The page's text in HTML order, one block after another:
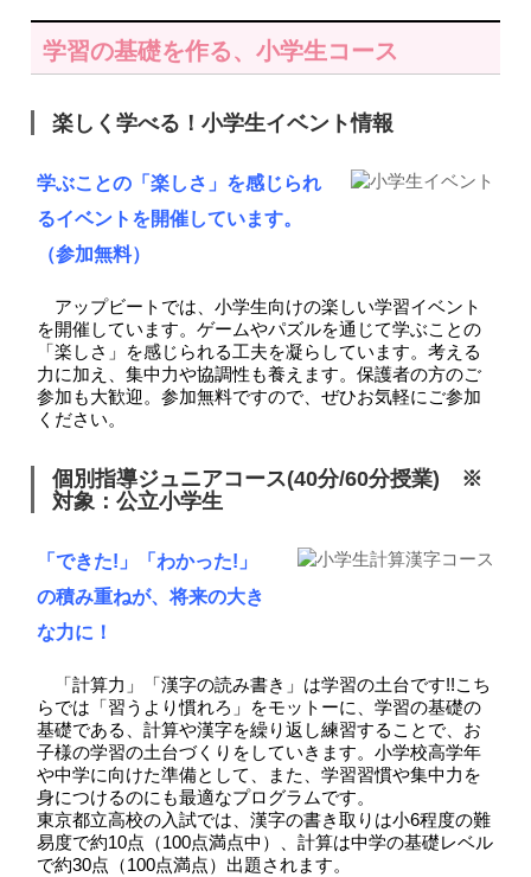
学習の基礎を作る、小学生コース
楽しく学べる！小学生イベント情報
学ぶことの「楽しさ」を感じられ
るイベントを開催しています。
（参加無料）
アップビートでは、小学生向けの楽しい学習イベント
を開催しています。ゲームやパズルを通じて学ぶことの
「楽しさ」を感じられる工夫を凝らしています。考える
力に加え、集中力や協調性も養えます。保護者の方のご
参加も大歓迎。参加無料ですので、ぜひお気軽にご参加
ください。
個別指導ジュニアコース(40分/60分授業) ※
対象：公立小学生
「できた!」「わかった!」
の積み重ねが、将来の大き
な力に！
「計算力」「漢字の読み書き」は学習の土台です!!こち
らでは「習うより慣れろ」をモットーに、学習の基礎の
基礎である、計算や漢字を繰り返し練習することで、お
子様の学習の土台づくりをしていきます。小学校高学年
や中学に向けた準備として、また、学習習慣や集中力を
身につけるのにも最適なプログラムです。
東京都立高校の入試では、漢字の書き取りは小6程度の難
易度で約10点（100点満点中）、計算は中学の基礎レベル
で約30点（100点満点）出題されます。